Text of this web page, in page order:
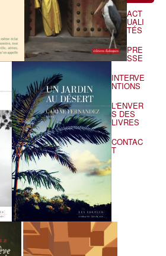
ACT
UALI
TÉS
PRE
SSE
INTERVE
NTIONS
L'ENVER
S DES
LIVRES
CONTAC
T